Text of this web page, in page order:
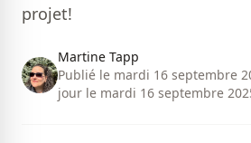
projet!
Martine Tapp
Publié le mardi 16 septembre
jour le mardi 16 septembre